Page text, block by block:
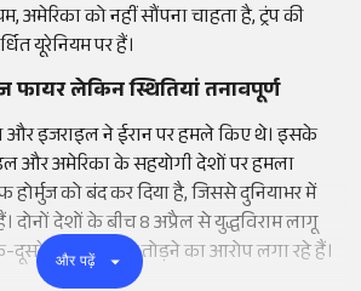
अमेरिका को नहीं सौंपना चाहता है, ट्रंप की
यूरेनियम पर हैं।
फायर लेकिन स्थितियां तनावपूर्ण
और इजराइल ने ईरान पर हमले किए थे। इसके
और अमेरिका के सहयोगी देशों पर हमला
होर्मुज को बंद कर दिया है, जिससे दुनियाभर में
देशों के बीच 8 अप्रैल से युद्धविराम लागू
पर युद्धविराम तोड़ने का आरोप लगा रहे हैं।
और पढ़ें